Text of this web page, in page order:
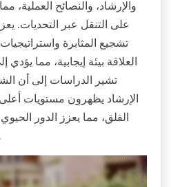
والإرشاد، والنصائح العملية،
على التنقل عبر التحديات.
تشجيع المثابرة
العلاقة بيئة إيجابية، مما يؤدي
تشير الدراسات إلى أن
الإرشاد يظهرون مستويات
القلق، مما يعزز الدور
تشكيل الرياضيين المرنين.